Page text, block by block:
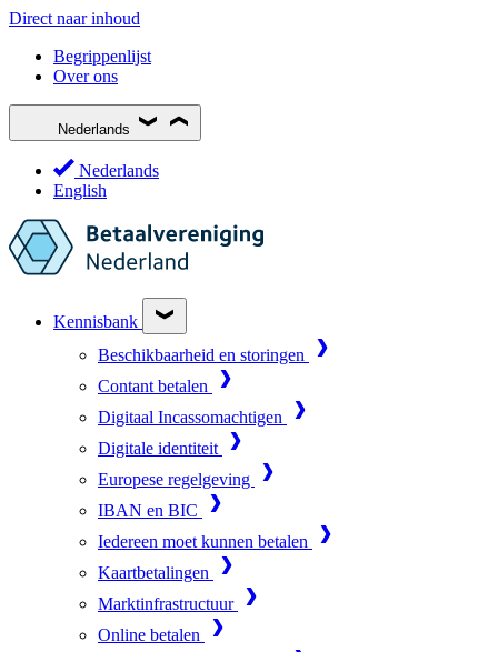
Direct naar inhoud
Begrippenlijst
Over ons
Nederlands
Nederlands
English
Kennisbank
Beschikbaarheid en storingen
Contant betalen
Digitaal Incassomachtigen
Digitale identiteit
Europese regelgeving
IBAN en BIC
Iedereen moet kunnen betalen
Kaartbetalingen
Marktinfrastructuur
Online betalen